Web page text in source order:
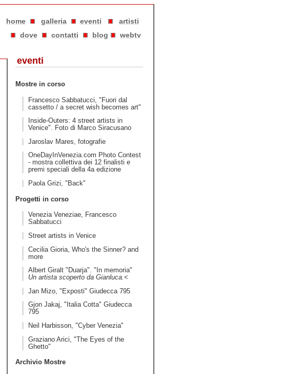
home galleria eventi
artisti
dove
contatti blog webtv
eventi
Mostre in corso
Francesco Sabbatucci, "Fuori dal
cassetto / a secret wish becomes art"
Inside-Outers: 4 street artists in
Venice". Foto di Marco Siracusano
Jaroslav Mares, fotografie
OneDayInVenezia.com Photo Contest
- mostra collettiva dei 12 finalisti e
premi speciali della 4a edizione
Paola Grizi, "Back"
Progetti in corso
Venezia Veneziae, Francesco
Sabbatucci
Street artists in Venice
Cecilia Gioria, Who's the Sinner? and
more
Albert Giralt "Duarja". "In memoria"
Un artista scoperto da Gianluca.<
Jan Mizo, "Exposti" Giudecca 795
Gjon Jakaj, "Italia Cotta" Giudecca
795
Neil Harbisson, "Cyber Venezia"
Graziano Arici, "The Eyes of the
Ghetto"
Archivio Mostre